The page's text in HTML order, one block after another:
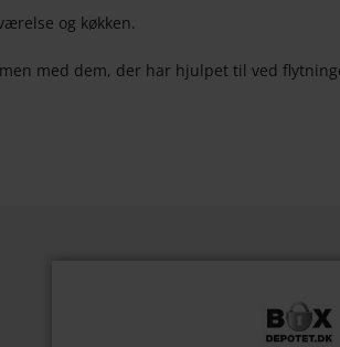
og køkken.
med dem, der har hjulpet til ved